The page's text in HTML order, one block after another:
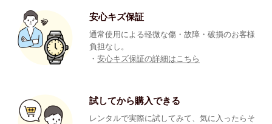
安心キズ保証
通常使用による軽微な傷・故障・破損のお客様
負担なし。
・安心キズ保証の詳細はこちら
試してから購入できる
レンタルで実際に試してみて、気に入ったらそ